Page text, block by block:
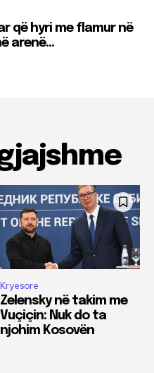
që hyri me flamur në
arenë…
Kryesore
Zelensky në takim me
Vuçiçin: Nuk do ta
njohim Kosovën